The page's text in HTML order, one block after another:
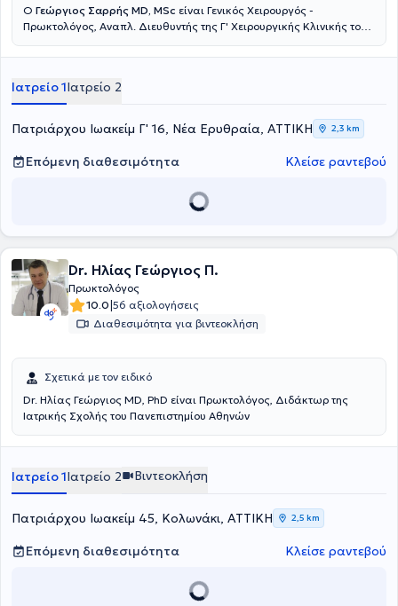
Ο Γεώργιος Σαρρής MD, MSc είναι Γενικός Χειρουργός -
Πρωκτολόγος, Αναπλ. Διευθυντής της Γ' Χειρουργικής Κλινικής του
Ερυθραία. Έχει πραγματοποιήσει μεταπτυχιακές σπουδές στην
στην ελάχιστα επεμβατική αντιμετώπιση των ορθοπρωκτικών
παθήσεων (Laser LHP, SiLaC, FiLaC) στη Γερμανία καθώς και στη
Λαπαροσκοπική Χειρουργική. Ειδικεύτηκε στην Β' Χειρουργική
κλινική του νοσοκομείου Κ.Α.Τ. Τέλος, έχει συμμετάσχει σε πληθώρα
πανελλήνιων και διεθνών ιατρικών συνεδρίων.
Ιατρείο 1Ιατρείο 2
Πατριάρχου Ιωακείμ Γ' 16, Νέα Ερυθραία, ΑΤΤΙΚΗ 2,3 km
Επόμενη διαθεσιμότητα Κλείσε ραντεβού
Dr. Ηλίας Γεώργιος Π.
Πρωκτολόγος
10.0|56 αξιολογήσεις
Διαθεσιμότητα για βιντεοκλήση
Σχετικά με τον ειδικό
Dr. Ηλίας Γεώργιος MD, PhD είναι Πρωκτολόγος, Διδάκτωρ της
Ιατρικής Σχολής του Πανεπιστημίου Αθηνών
Ιατρείο 1Ιατρείο 2 Βιντεοκλήση
Πατριάρχου Ιωακείμ 45, Κολωνάκι, ΑΤΤΙΚΗ 2,5 km
Επόμενη διαθεσιμότητα Κλείσε ραντεβού